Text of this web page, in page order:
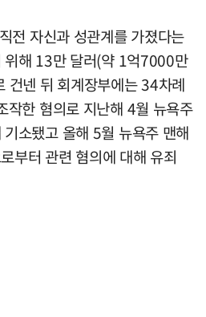
전 자신과 성관계를 가졌다는
위해 13만 달러(약 1억7000만
건넨 뒤 회계장부에는 34차례
작한 혐의로 지난해 4월 뉴욕주
소됐고 올해 5월 뉴욕주 맨해
부터 관련 혐의에 대해 유죄